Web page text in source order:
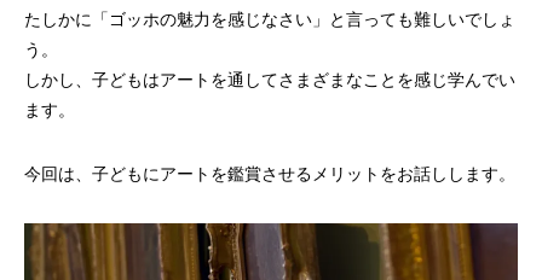
たしかに「ゴッホの魅力を感じなさい」と言っても難しいでしょ
う。
しかし、子どもはアートを通してさまざまなことを感じ学んでい
ます。
今回は、子どもにアートを鑑賞させるメリットをお話しします。